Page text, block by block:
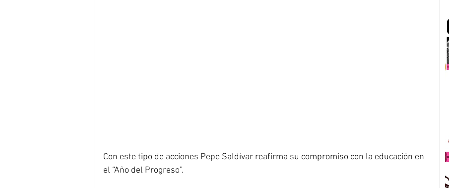
Con este tipo de acciones Pepe Saldívar reafirma su compromiso con la educación en
el “Año del Progreso”.